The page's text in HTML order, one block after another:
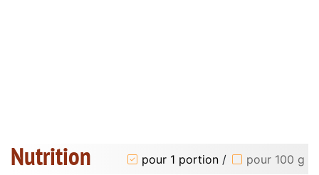
Nutrition pour 1 portion / pour 100 g